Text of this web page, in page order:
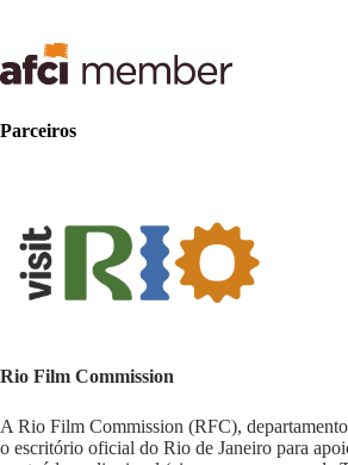
Parceiros
Rio Film Commission
A Rio Film Commission (RFC),
o escritório oficial do Rio de Janeiro para